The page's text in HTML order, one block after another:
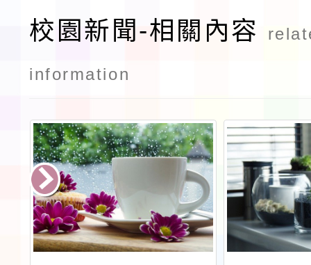
校園新聞-相關內容
information